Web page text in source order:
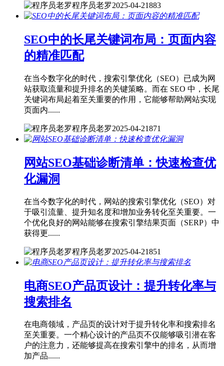
程序员老罗2025-04-21883
SEO中的长尾关键词布局：页面内容
的精准匹配
在当今数字化的时代，搜索引擎优化（SEO）已成为网
站获取流量和提升排名的关键策略。而在 SEO 中，长尾
关键词布局起着至关重要的作用，它能够帮助网站实现
页面内......
程序员老罗2025-04-21871
网站SEO基础诊断清单：快速检查优
化漏洞
在当今数字化的时代，网站的搜索引擎优化（SEO）对
于吸引流量、提升知名度和增加业务转化至关重要。一
个优化良好的网站能够在搜索引擎结果页面（SERP）中
获得更......
程序员老罗2025-04-21851
电商SEO产品页设计：提升转化率与
搜索排名
在电商领域，产品页的设计对于提升转化率和搜索排名
至关重要。一个精心设计的产品页不仅能够吸引潜在客
户的注意力，还能够提高在搜索引擎中的排名，从而增
加产品......